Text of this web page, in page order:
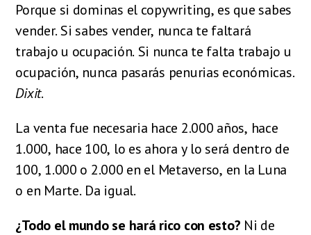
Porque si dominas el copywriting, es que sabes
vender. Si sabes vender, nunca te faltará
trabajo u ocupación. Si nunca te falta trabajo u
ocupación, nunca pasarás penurias económicas.
Dixit.
La venta fue necesaria hace 2.000 años, hace
1.000, hace 100, lo es ahora y lo será dentro de
100, 1.000 o 2.000 en el Metaverso, en la Luna
o en Marte. Da igual.
¿Todo el mundo se hará rico con esto? Ni de